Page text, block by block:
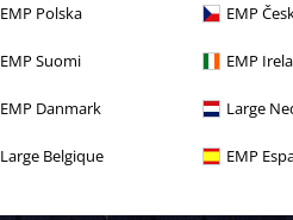
EMP Polska EMP
EMP Suomi EMP
EMP Danmark Large
Large Belgique EMP